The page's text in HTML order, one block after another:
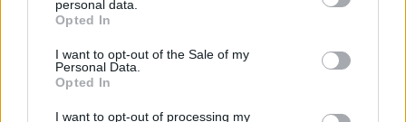
grant or deny consent to Google and its third-party tags to
use your data for below specified purposes in below Google
consent section.
personal data.
Opted In
I want to opt-out of the Sale of my
Personal Data.
Opted In
I want to opt-out of processing my